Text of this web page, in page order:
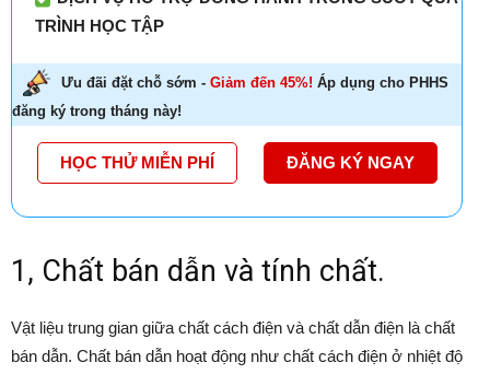
TRÌNH HỌC TẬP
Ưu đãi đặt chỗ sớm - Giảm đến 45%! Áp dụng cho PHHS
đăng ký trong tháng này!
HỌC THỬ MIỄN PHÍ ĐĂNG KÝ NGAY
1, Chất bán dẫn và tính chất.
Vật liệu trung gian giữa chất cách điện và chất dẫn điện là chất
bán dẫn. Chất bán dẫn hoạt động như chất cách điện ở nhiệt độ